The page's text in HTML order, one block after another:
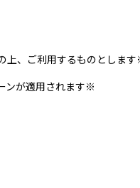
上、ご利用するものとしま
ンが適用されます※